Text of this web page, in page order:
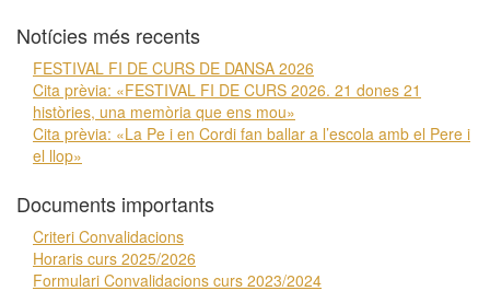
Notícies més recents
FESTIVAL FI DE CURS DE DANSA 2026
Cita prèvia: «FESTIVAL FI DE CURS 2026. 21 dones 21
històries, una memòria que ens mou»
Cita prèvia: «La Pe i en Cordi fan ballar a l’escola amb el Pere i
el llop»
Documents importants
Criteri Convalidacions
Horaris curs 2025/2026
Formulari Convalidacions curs 2023/2024